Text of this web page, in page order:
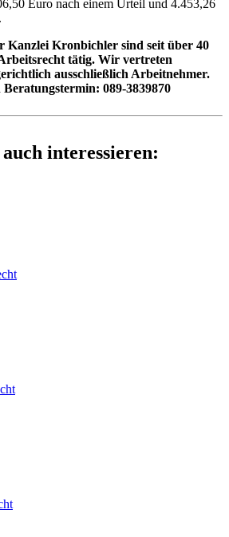
Euro nach einem Urteil und 4.453,26
Kronbichler sind seit über 40
tätig. Wir vertreten
ausschließlich Arbeitnehmer.
089-3839870
interessieren: